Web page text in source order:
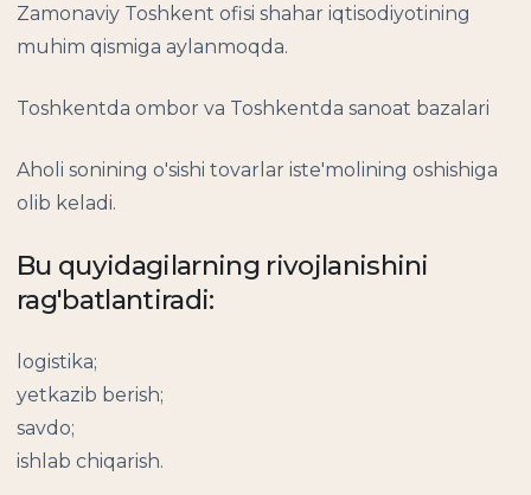
Zamonaviy Toshkent ofisi shahar iqtisodiyotining
muhim qismiga aylanmoqda.
Toshkentda ombor va Toshkentda sanoat bazalari
Aholi sonining o'sishi tovarlar iste'molining oshishiga
olib keladi.
Bu quyidagilarning rivojlanishini
rag'batlantiradi:
logistika;
yetkazib berish;
savdo;
ishlab chiqarish.